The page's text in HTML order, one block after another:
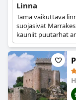
Linna
Tämä vaikuttava
suojasivat
kauniit puutarhat
häälahjaksi, ja ne
linnaa. Linnan
andalusialainen
muodoissa ja
saakka linna on
monia